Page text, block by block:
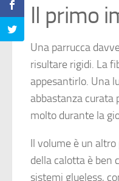
Il primo
Una parrucca
risultare rigidi. La
appesantirlo. Una
abbastanza curata
molto durante la
Il volume è un
della calotta è ben
sistemi glueless,